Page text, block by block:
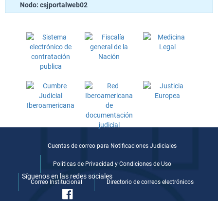
Nodo: csjportalweb02
Cuentas de correo para Notificaciones Judiciales
Politicas de Privacidad y Condiciones de Uso
Correo Institucional Directorio de correos electrónicos
Síguenos en las redes sociales